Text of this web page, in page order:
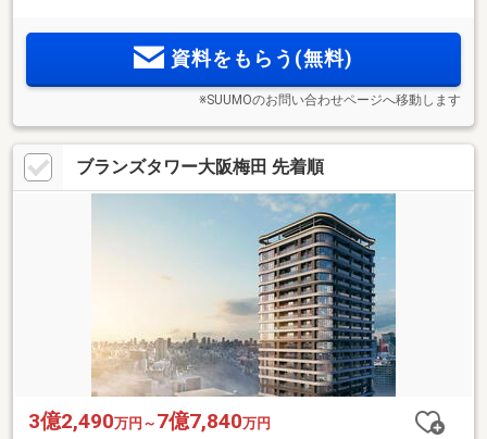
資料をもらう(無料)
※SUUMOのお問い合わせページへ移動します
ブランズタワー大阪梅田 先着順
3億2,490万円～ 7億7,840万円